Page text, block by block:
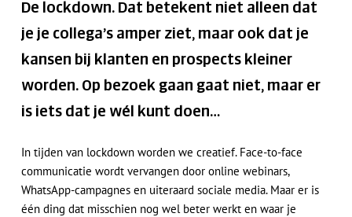
De lockdown. Dat betekent niet alleen dat
je je collega’s amper ziet, maar ook dat je
kansen bij klanten en prospects kleiner
worden. Op bezoek gaan gaat niet, maar er
is iets dat je wél kunt doen…
In tijden van lockdown worden we creatief. Face-to-face
communicatie wordt vervangen door online webinars,
WhatsApp-campagnes en uiteraard sociale media. Maar er is
één ding dat misschien nog wel beter werkt en waar je